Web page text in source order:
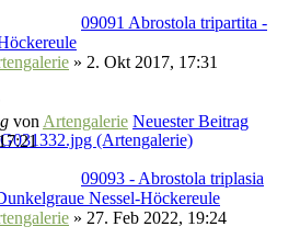
09091 Abrostola tripartita -
» 2. Okt 2017, 17:31
von Artengalerie Neuester Beitrag
09093 - Abrostola triplasia
Nessel-Höckereule
» 27. Feb 2022, 19:24